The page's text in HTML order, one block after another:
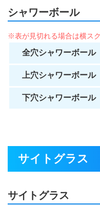
シャワーボール
全穴シャワーボール
上穴シャワーボール
下穴シャワーボール
サイトグラス
サイトグラス